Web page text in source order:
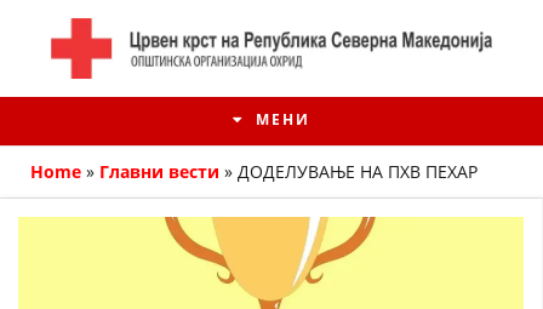
МЕНИ
Home » Главни вести » ДОДЕЛУВАЊЕ НА ПХВ ПЕХАР